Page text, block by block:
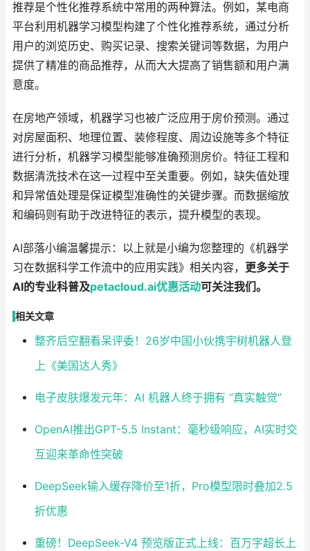
推荐是个性化推荐系统中常用的两种算法。例如，某电商
平台利用机器学习模型构建了个性化推荐系统，通过分析
用户的浏览历史、购买记录、搜索关键词等数据，为用户
提供了精准的商品推荐，从而大大提高了销售额和用户满
意度。
在房地产领域，机器学习也被广泛应用于房价预测。通过
对房屋面积、地理位置、装修程度、周边设施等多个特征
进行分析，机器学习模型能够准确预测房价。特征工程和
数据清洗技术在这一过程中至关重要。例如，缺失值处理
和异常值处理是保证模型准确性的关键步骤。而数据缩放
和编码则有助于改进特征的表示，提升模型的表现。
AI部落小编温馨提示：以上就是小编为您整理的《机器学
习在数据科学工作流中的应用实践》相关内容，
更多关于
AI的专业科普及petacloud.ai优惠活动可关注我们。
相关文章
整齐后空翻看呆评委！26岁中国小伙携宇树机器人登
上《美国达人秀》
电子皮肤爆发元年：AI 机器人终于拥有 “真实触觉”
OpenAI推出GPT-5.5 Instant：毫秒级响应，AI实时交
互迎来革命性突破
DeepSeek输入缓存降价至1折，Pro模型限时叠加2.5
折优惠
重磅！DeepSeek-V4 预览版正式上线：百万字超长上